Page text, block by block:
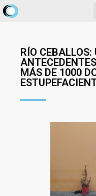
RÍO
MÁS DE 1000